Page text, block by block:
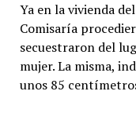
Ya en la vivienda
Comisaría
secuestraron del
mujer. La misma,
unos 85